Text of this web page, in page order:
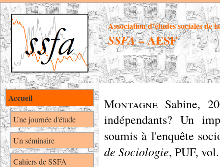
Association d’études sociales de
SSFA– AESF
Accueil
Une journée d'étude
Un séminaire
Cahiers de SSFA
Montagne Sabine,
indépendants? Un
soumis à l'enquête
de Sociologie, PUF,